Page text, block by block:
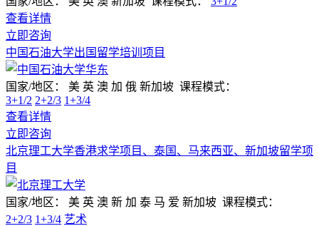
查看详情
立即咨询
中国石油大学出国留学培训项目
国家/地区： 美 英 澳 加 俄 新加坡 课程模式：
3+1/2 2+2/3 1+3/4
查看详情
立即咨询
北京理工大学香港求学项目、泰国、马来西亚、新加坡留学项
目
国家/地区： 美 英 澳 新 加 泰 马 爱 新加坡 课程模式：
2+2/3 1+3/4 艺术